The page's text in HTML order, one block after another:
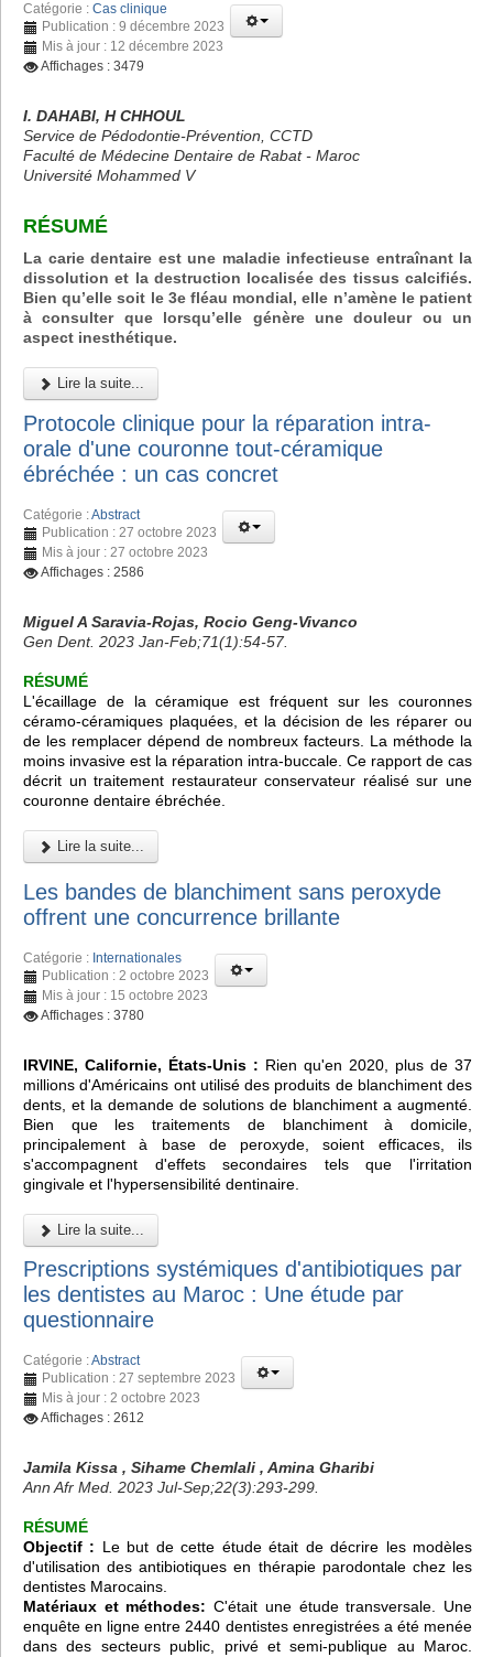
Catégorie : Cas clinique
Publication : 9 décembre 2023
Mis à jour : 12 décembre 2023
Affichages : 3479
I. DAHABI, H CHHOUL
Service de Pédodontie-Prévention, CCTD
Faculté de Médecine Dentaire de Rabat - Maroc
Université Mohammed V
RÉSUMÉ
La carie dentaire est une maladie infectieuse entraînant la
dissolution et la destruction localisée des tissus calcifiés.
Bien qu’elle soit le 3e fléau mondial, elle n’amène le patient
à consulter que lorsqu’elle génère une douleur ou un
aspect inesthétique.
Lire la suite...
Protocole clinique pour la réparation intra-
orale d'une couronne tout-céramique
ébréchée : un cas concret
Catégorie :Abstract
Publication : 27 octobre 2023
Mis à jour : 27 octobre 2023
Affichages : 2586
Miguel A Saravia-Rojas, Rocio Geng-Vivanco
Gen Dent. 2023 Jan-Feb;71(1):54-57.
RÉSUMÉ
L'écaillage de la céramique est fréquent sur les couronnes
céramo-céramiques plaquées, et la décision de les réparer ou
de les remplacer dépend de nombreux facteurs. La méthode la
moins invasive est la réparation intra-buccale. Ce rapport de cas
décrit un traitement restaurateur conservateur réalisé sur une
couronne dentaire ébréchée.
Lire la suite...
Les bandes de blanchiment sans peroxyde
offrent une concurrence brillante
Catégorie : Internationales
Publication : 2 octobre 2023
Mis à jour : 15 octobre 2023
Affichages : 3780
IRVINE, Californie, États-Unis : Rien qu'en 2020, plus de 37
millions d'Américains ont utilisé des produits de blanchiment des
dents, et la demande de solutions de blanchiment a augmenté.
Bien que les traitements de blanchiment à domicile,
principalement à base de peroxyde, soient efficaces, ils
s'accompagnent d'effets secondaires tels que l'irritation
gingivale et l'hypersensibilité dentinaire.
Lire la suite...
Prescriptions systémiques d'antibiotiques par
les dentistes au Maroc : Une étude par
questionnaire
Catégorie :Abstract
Publication : 27 septembre 2023
Mis à jour : 2 octobre 2023
Affichages : 2612
Jamila Kissa , Sihame Chemlali , Amina Gharibi
Ann Afr Med. 2023 Jul-Sep;22(3):293-299.
RÉSUMÉ
Objectif : Le but de cette étude était de décrire les modèles
d'utilisation des antibiotiques en thérapie parodontale chez les
dentistes Marocains.
Matériaux et méthodes: C'était une étude transversale. Une
enquête en ligne entre 2440 dentistes enregistrées a été menée
dans des secteurs public, privé et semi-publique au Maroc.